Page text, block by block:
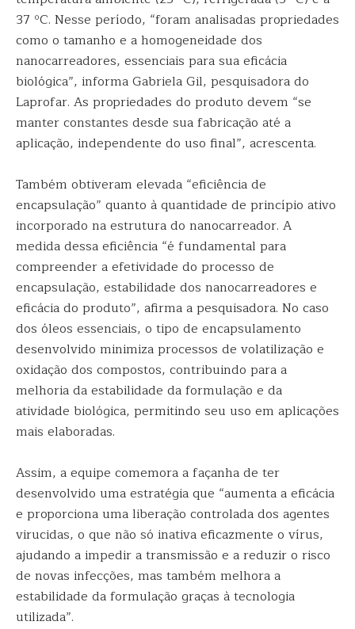
37 ºC. Nesse período, “foram analisadas propriedades
como o tamanho e a homogeneidade dos
nanocarreadores, essenciais para sua eficácia
biológica”, informa Gabriela Gil, pesquisadora do
Laprofar. As propriedades do produto devem “se
manter constantes desde sua fabricação até a
aplicação, independente do uso final”, acrescenta.
Também obtiveram elevada “eficiência de
encapsulação” quanto à quantidade de princípio ativo
incorporado na estrutura do nanocarreador. A
medida dessa eficiência “é fundamental para
compreender a efetividade do processo de
encapsulação, estabilidade dos nanocarreadores e
eficácia do produto”, afirma a pesquisadora. No caso
dos óleos essenciais, o tipo de encapsulamento
desenvolvido minimiza processos de volatilização e
oxidação dos compostos, contribuindo para a
melhoria da estabilidade da formulação e da
atividade biológica, permitindo seu uso em aplicações
mais elaboradas.
Assim, a equipe comemora a façanha de ter
desenvolvido uma estratégia que “aumenta a eficácia
e proporciona uma liberação controlada dos agentes
virucidas, o que não só inativa eficazmente o vírus,
ajudando a impedir a transmissão e a reduzir o risco
de novas infecções, mas também melhora a
estabilidade da formulação graças à tecnologia
utilizada”.